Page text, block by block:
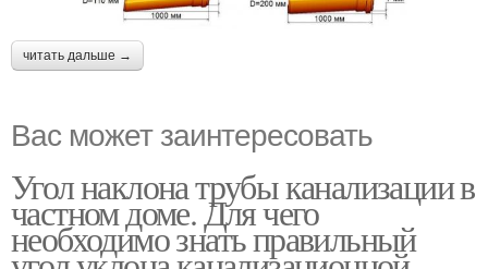
читать дальше →
Вас может заинтересовать
Угол наклона трубы канализации в
частном доме. Для чего
необходимо знать правильный